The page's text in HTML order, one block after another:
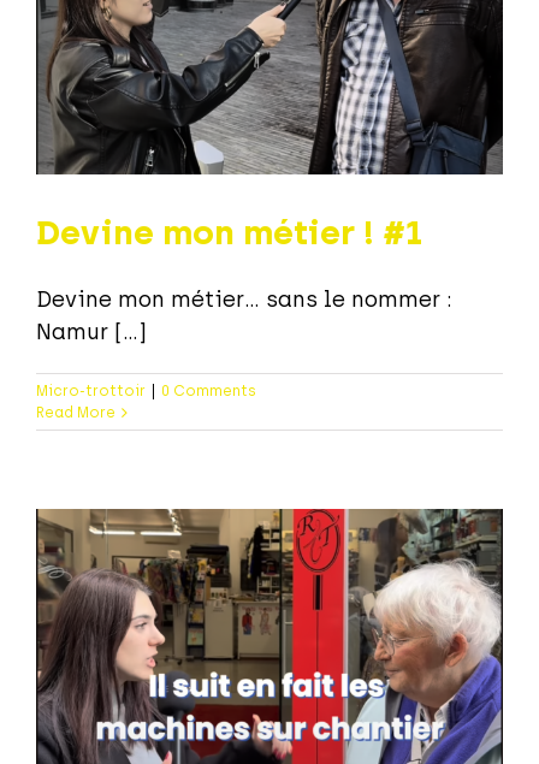
Devine mon métier ! #1
Devine mon métier… sans le nommer :
Namur [...]
Micro-trottoir
0 Comments
Read More